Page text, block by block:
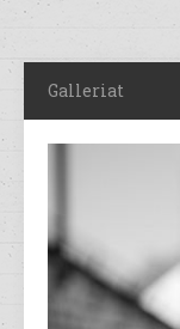
Galleriat